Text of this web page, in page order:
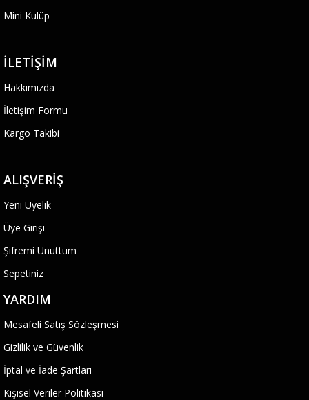
Mini Kulüp
İLETIŞIM
Hakkımızda
İletişim Formu
Kargo Takibi
ALIŞVERIŞ
Yeni Üyelik
Üye Girişi
Şifremi Unuttum
Sepetiniz
YARDIM
Mesafeli Satış Sözleşmesi
Gizlilik ve Güvenlik
İptal ve İade Şartları
Kişisel Veriler Politikası